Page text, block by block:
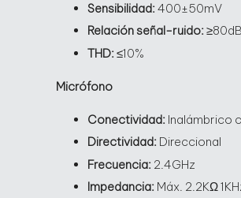
Sensibilidad:400±50mV
Relación señal-ruido:≥80dB
THD:≤10%
Micrófono
Conectividad: Inalámbrico
Directividad: Direccional
Frecuencia: 2.4GHz
Impedancia: Máx. 2.2KΩ